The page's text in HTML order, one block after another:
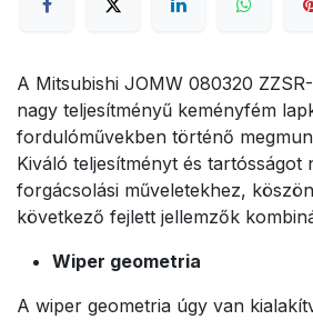
A Mitsubishi JOMW 080320
nagy teljesítményű keményfém
fordulóművekben történő
Kiváló teljesítményt és tartósságot
forgácsolási műveletekhez,
következő fejlett jellemzők
Wiper geometria
A wiper geometria úgy van